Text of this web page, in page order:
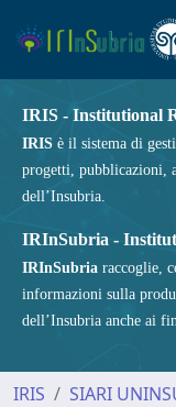
IRIS - Institutional
IRIS è il sistema di
progetti, pubblicazioni,
dell’Insubria.
IRInSubria -
IRInSubria raccoglie,
informazioni sulla
dell’Insubria anche ai
IRIS
SIARI